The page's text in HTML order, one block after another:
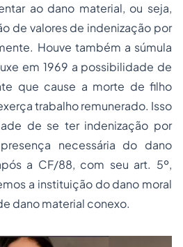
ao dano material, ou seja,
de valores de indenização por
Houve também a súmula
em 1969 a possibilidade de
que cause a morte de filho
trabalho remunerado. Isso
de se ter indenização por
necessária do dano
a CF/88, com seu art. 5º,
a instituição do dano moral
dano material conexo.